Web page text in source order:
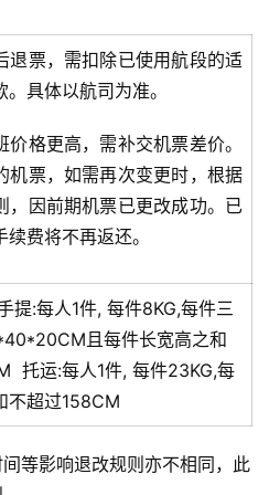
退票，需扣除已使用航段的适
具体以航司为准。
价格更高，需补交机票差价。
机票，如需再次变更时，根据
，因前期机票已更改成功。已
费将不再返还。
提:每人1件, 每件8KG,每件三
且每件长宽高之和
托运:每人1件, 每件23KG,每
不超过158CM
等影响退改规则亦不相同，此